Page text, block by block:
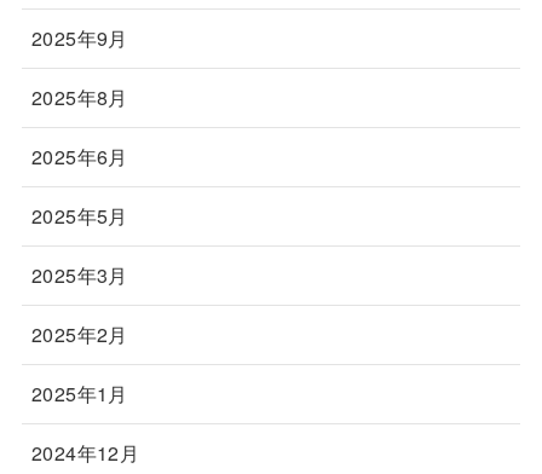
2025年9月
2025年8月
2025年6月
2025年5月
2025年3月
2025年2月
2025年1月
2024年12月